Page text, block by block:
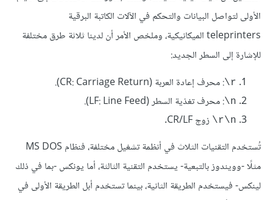
الأولى لتواصل البيانات والتحكم في الآلات الكاتبة البرقية
teleprinters الميكانيكية، وملخص الأمر أن لدينا ثلاثة طرق مختلفة
للإشارة إلى السطر الجديد:
‎\r: محرف إعادة العربة (CR: Carriage Return).
‎\n: محرف تغذية السطر (LF: Line Feed).
‎\r\n زوج CR/LF.
تُستخدم التقنيات الثلاث في أنظمة تشغيل مختلفة، فنظام MS DOS
مثلًا -وويندوز بالتبعية- يستخدم التقنية الثالثة، أما يونكس -بما في ذلك
لينكس- فيستخدم الطريقة الثانية، بينما تستخدم أبل الطريقة الأولى في